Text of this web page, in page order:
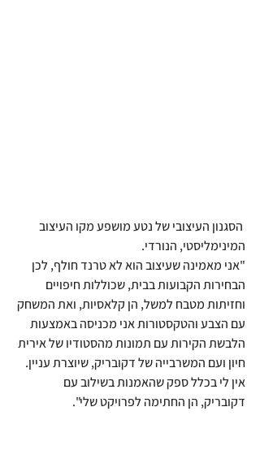
הסגנון העיצובי של נטע מושפע מקו העיצוב
המינימליסטי, הנורדי.
"אני מאמינה שעיצוב הוא לא טרנד חולף, לכן
הבחירות הקבועות בבית, שכוללות חיפויים
וחזיתות מטבח למשל, הן קלאסיות, ואת המשחק
עם הצבע והטקסטורות אני מכניסה באמצעות
הלבשת הקירות עם תמונות מהסטודיו של אירית
חיון ועם המשרבייה של דקובריק, שיוצרת עניין.
אין לי בכלל ספק שהאמנות בשילוב עם
דקובריק, הן החתימה לפרויקט שלי".